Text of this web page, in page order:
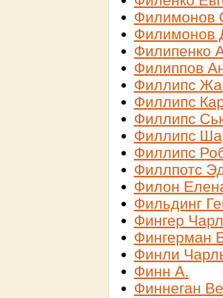
Филимонов
Филимонов
Филипенко
Филиппов
Филлипс
Филлипс
Филлипс
Филлипс
Филлипс
Филлпотс
Филон
Фильдинг
Фингер
Фингерман
Финли
Финн А.
Финнеган